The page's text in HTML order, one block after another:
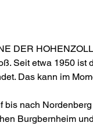
DER
Seit etwa 1950 ist
Das kann im
nach
Burgbernheim